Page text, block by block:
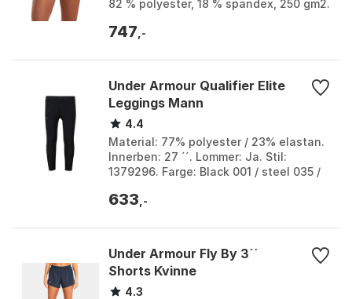
82 % polyester, 18 % spandex, 250 gm2.
elastan, 11...
747 ,-
Under Armour Qualifier Elite
Leggings Mann
4.4
Material: 77% polyester / 23% elastan.
Innerben: 27 ´´. Lommer: Ja. Stil:
1379296. Farge: Black 001 / steel 035 /
633 ,-
Under Armour Fly By 3´´
Shorts Kvinne
4.3